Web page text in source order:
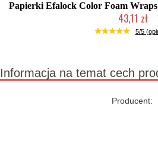
Papierki Efalock Color Foam
43,11 zł
Duża ilość (wysyłka
5/5
Informacja na temat cech
Producent: